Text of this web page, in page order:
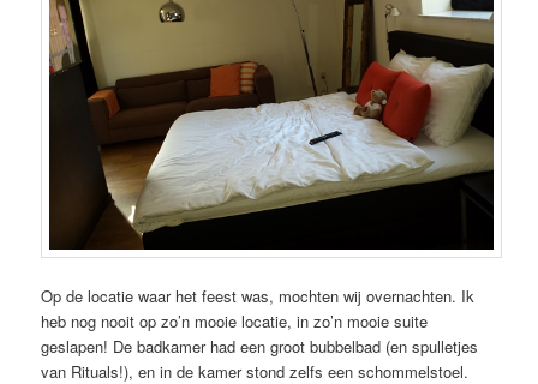
Op de locatie waar het feest was, mochten wij overnachten. Ik
heb nog nooit op zo’n mooie locatie, in zo’n mooie suite
geslapen! De badkamer had een groot bubbelbad (en spulletjes
van Rituals!), en in de kamer stond zelfs een schommelstoel.